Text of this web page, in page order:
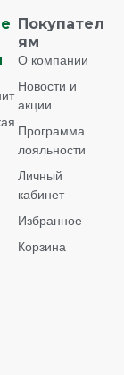
Покупател
ям
О компании
Новости и
акции
Программа
лояльности
Личный
кабинет
Избранное
Корзина